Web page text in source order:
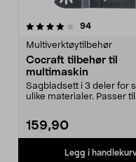
94anmeldelser
Multiverktøytilbehør
Cocraft tilbehør til
multimaskin
Sagbladsett i 3 deler for
ulike materialer. Passer til
159,90
Legg i
4.5 av 5 stjerner